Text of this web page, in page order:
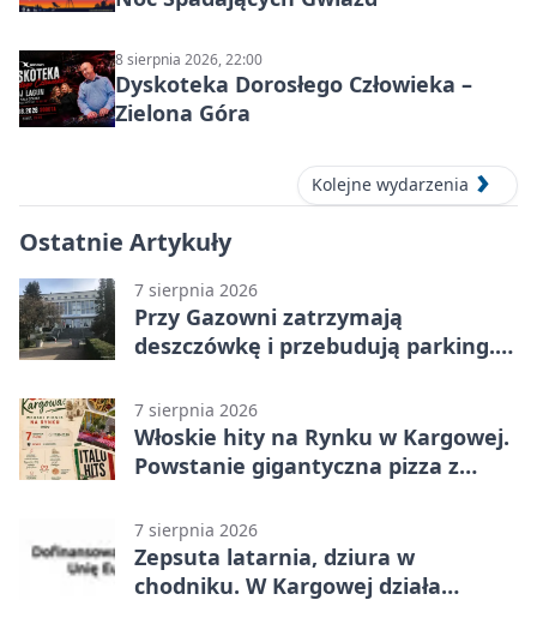
8 sierpnia 2026, 22:00
Dyskoteka Dorosłego Człowieka –
Zielona Góra
Kolejne wydarzenia
Ostatnie Artykuły
7 sierpnia 2026
Przy Gazowni zatrzymają
deszczówkę i przebudują parking.
7 sierpnia 2026
Włoskie hity na Rynku w Kargowej.
Powstanie gigantyczna pizza z
7 sierpnia 2026
Zepsuta latarnia, dziura w
chodniku. W Kargowej działa